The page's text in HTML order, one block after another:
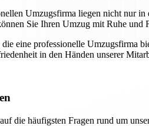
Umzugsfirma liegen nicht nur
Sie Ihren Umzug mit Ruhe und
eine professionelle Umzugsfirma
in den Händen unserer
die häufigsten Fragen rund um